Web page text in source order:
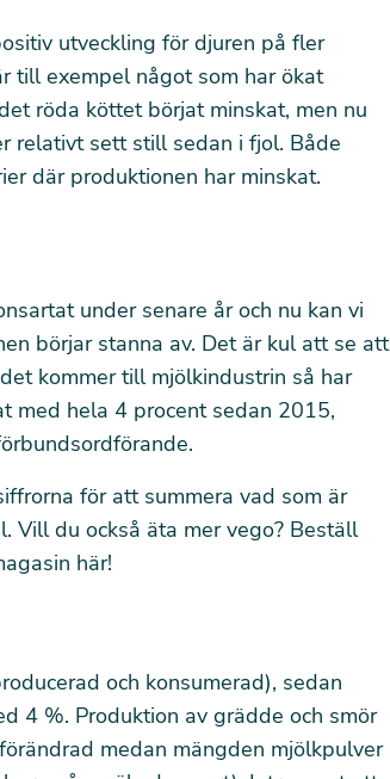
utveckling för djuren på fler
till exempel något som har ökat
röda köttet börjat minskat, men nu
relativt sett still sedan i fjol. Både
där produktionen har minskat.
under senare år och nu kan vi
börjar stanna av. Det är kul att se att
kommer till mjölkindustrin så har
med hela 4 procent sedan 2015,
för att summera vad som är
Vill du också äta mer vego? Beställ
här!
och konsumerad), sedan
4 %. Produktion av grädde och smör
medan mängden mjölkpulver